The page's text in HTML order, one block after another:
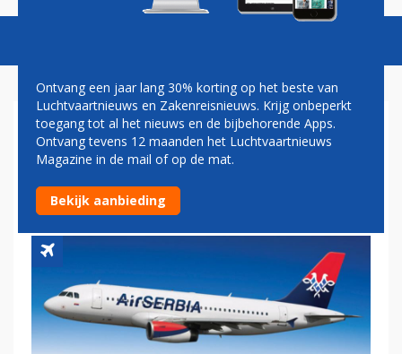
AIR SERBIA HERVAT
VLUCHTEN VAN BELGRADO
NAAR BRUSSEL
Ontvang een jaar lang 30% korting op het beste van
Luchtvaartnieuws en Zakenreisnieuws. Krijg onbeperkt
toegang tot al het nieuws en de bijbehorende Apps.
Ontvang tevens 12 maanden het Luchtvaartnieuws
Magazine in de mail of op de mat.
Bekijk aanbieding